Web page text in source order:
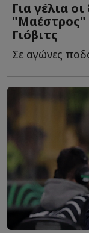
Για γέλια
"Μαέστρος"
Γιόβιτς